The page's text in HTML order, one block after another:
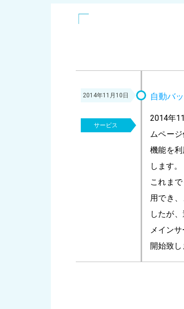
2014年11月10日
サービス
自動バ
2014年
ムペー
機能を
します。
これま
用でき
したが
メイン
開始致し